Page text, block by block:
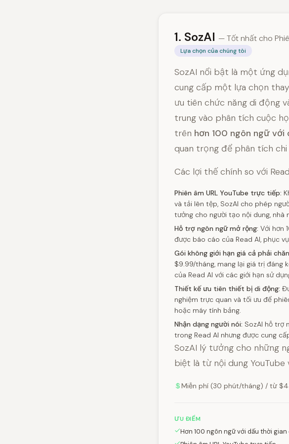
1. SozAI — Tốt nhất cho
Lựa chọn của chúng tôi
SozAI nổi bật là một ứng
cung cấp một lựa chọn
ưu tiên chức năng di động
trung vào phân tích cuộc
trên hơn 100 ngôn ngữ
quan trọng để phân tích
Các lợi thế chính so với
Phiên âm URL YouTube trực tiếp:
và tải lên tệp, SozAI cho phép
tưởng cho người tạo nội dung, nhà
Hỗ trợ ngôn ngữ mở rộng: Với hơn
được báo cáo của Read AI, phục
Gói không giới hạn giá cả phải
$9.99/tháng, mang lại giá trị đáng
của Read AI với các giới hạn sử
Thiết kế ưu tiên thiết bị di động:
nghiệm trực quan và tối ưu để
hoặc máy tính bảng.
Nhận dạng người nói: SozAI hỗ trợ
trong Read AI nhưng được cung
SozAI lý tưởng cho những
biệt là từ nội dung
Miễn phí (30 phút/tháng) / từ
ƯU ĐIỂM
Hơn 100 ngôn ngữ với dấu thời